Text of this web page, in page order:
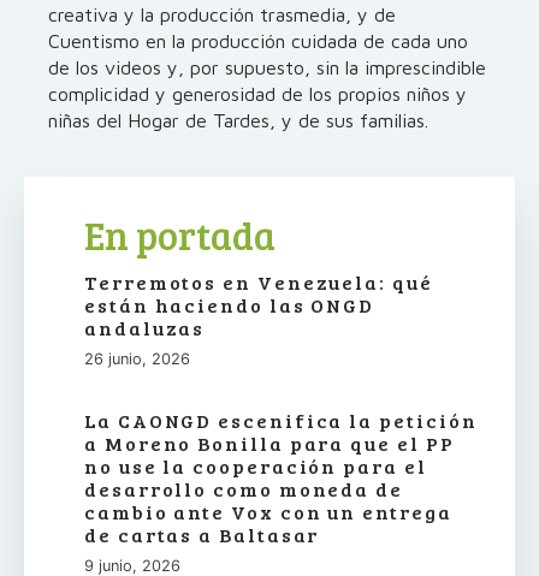
creativa y la producción trasmedia, y de
Cuentismo en la producción cuidada de cada uno
de los videos y, por supuesto, sin la imprescindible
complicidad y generosidad de los propios niños y
niñas del Hogar de Tardes, y de sus familias.
En portada
Terremotos en Venezuela: qué
están haciendo las ONGD
andaluzas
26 junio, 2026
La CAONGD escenifica la petición
a Moreno Bonilla para que el PP
no use la cooperación para el
desarrollo como moneda de
cambio ante Vox con un entrega
de cartas a Baltasar
9 junio, 2026